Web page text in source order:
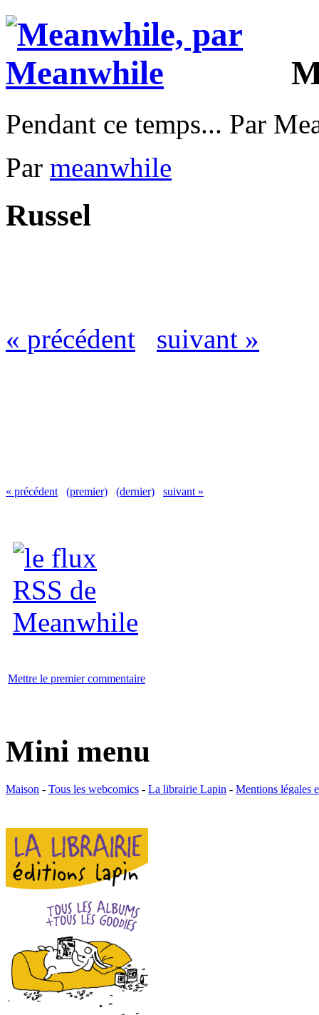
Pendant ce temps... Par
Par meanwhile
Russel
« précédent suivant »
« précédent (premier) (dernier) suivant »
Mettre le premier commentaire
Mini menu
Maison - Tous les webcomics - La librairie Lapin - Mentions légales